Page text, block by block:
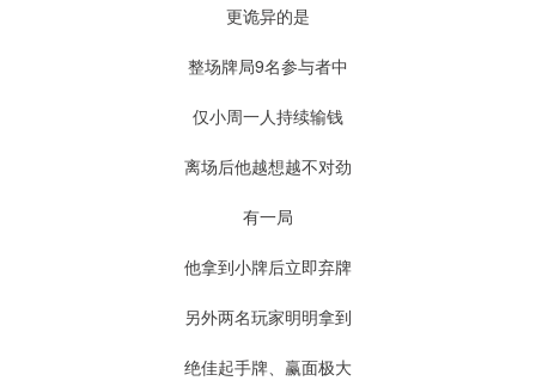
更诡异的是
整场牌局9名参与者中
仅小周一人持续输钱
离场后他越想越不对劲
有一局
他拿到小牌后立即弃牌
另外两名玩家明明拿到
绝佳起手牌、赢面极大